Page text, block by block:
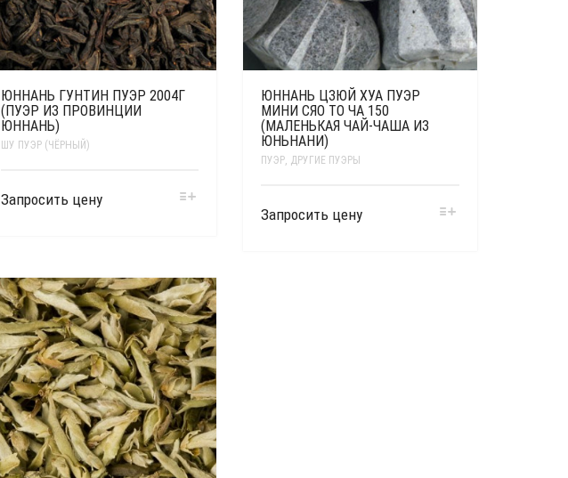
ЮННАНЬ ГУНТИН ПУЭР 2004Г
(ПУЭР ИЗ ПРОВИНЦИИ
ЮННАНЬ)
ШУ ПУЭР (ЧЁРНЫЙ)
Запросить цену
ЮННАНЬ ЦЗЮЙ ХУА ПУЭР
МИНИ СЯО ТО ЧА 150
(МАЛЕНЬКАЯ ЧАЙ-ЧАША ИЗ
ЮНЬНАНИ)
ПУЭР, ДРУГИЕ ПУЭРЫ
Запросить цену